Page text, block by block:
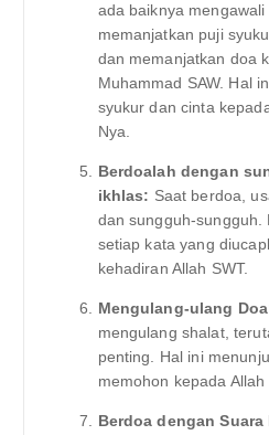
ada baiknya
memanjatkan puji
dan memanjatkan doa
Muhammad SAW. Hal
syukur dan cinta
Nya.
Berdoalah dengan
ikhlas: Saat berdoa,
dan sungguh-sungguh.
setiap kata yang
kehadiran Allah SWT.
Mengulang-ulang
mengulang shalat,
penting. Hal ini
memohon kepada Allah
Berdoa dengan Suara